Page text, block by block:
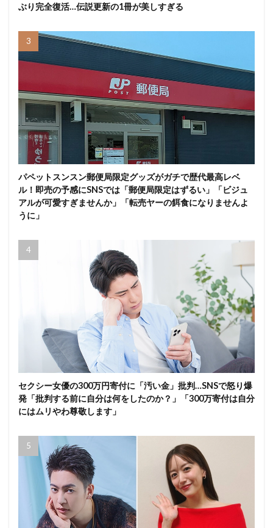
ぶり完全復活…伝説更新の1冊が美しすぎる
パペットスンスン郵便局限定グッズがガチで歴代最高レベ
ル！即売の予感にSNSでは「郵便局限定はずるい」「ビジュ
アルが可愛すぎませんか」「転売ヤーの餌食になりませんよ
うに」
セクシー女優の300万円寄付に「汚い金」批判…SNSで怒り爆
発「批判する前に自分は何をしたのか？」「300万寄付は自分
にはムリやわ尊敬します」